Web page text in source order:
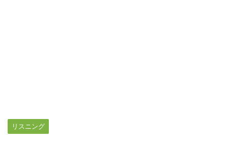
リスニング